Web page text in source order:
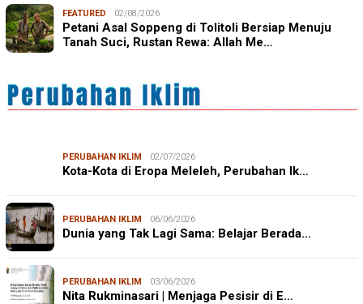
FEATURED 02/08/2026
Petani Asal Soppeng di Tolitoli Bersiap Menuju
Tanah Suci, Rustan Rewa: Allah Me…
PERUBAHAN IKLIM 02/07/2026
Kota-Kota di Eropa Meleleh, Perubahan Ik…
PERUBAHAN IKLIM 06/06/2026
Dunia yang Tak Lagi Sama: Belajar Berada…
PERUBAHAN IKLIM 03/06/2026
Nita Rukminasari | Menjaga Pesisir di E…